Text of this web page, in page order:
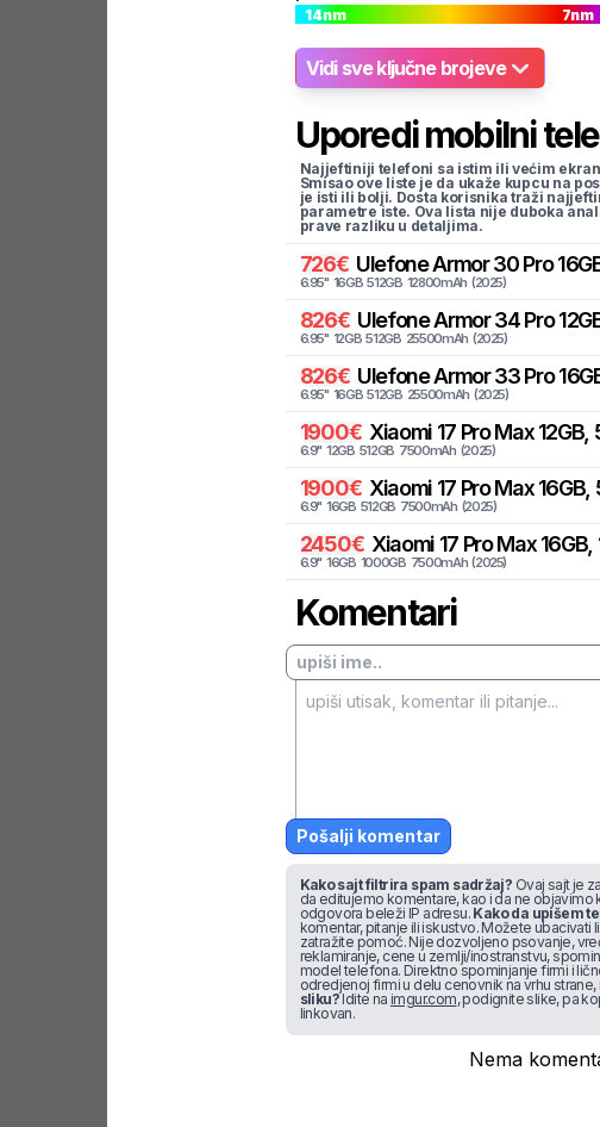
14nm 7nm
Vidi sve ključne brojeve
Uporedi mobilni
Najjeftiniji telefoni sa istim ili većim
Smisao ove liste je da ukaže kupcu na
je isti ili bolji. Dosta korisnika traži
parametre iste. Ova lista nije duboka
prave razliku u detaljima.
726€ UlefoneArmor 30 Pro
6.95" 16GB 512GB 12800mAh (2025)
826€ UlefoneArmor 34 Pro
6.95" 12GB 512GB 25500mAh (2025)
826€ UlefoneArmor 33 Pro
6.95" 16GB 512GB 25500mAh (2025)
1900€ Xiaomi 17 Pro Max 12GB,
6.9" 12GB 512GB 7500mAh (2025)
1900€ Xiaomi 17 Pro Max 16GB,
6.9" 16GB 512GB 7500mAh (2025)
2450€ Xiaomi 17 Pro Max 16GB,
6.9" 16GB 1000GB 7500mAh (2025)
Komentari
Pošalji komentar
Kako sajt filtrira spam sadržaj? Ovaj sajt je
da editujemo komentare, kao i da ne
odgovora beleži IP adresu. Kako da upišem
komentar, pitanje ili iskustvo. Možete ubacivati
zatražite pomoć. Nije dozvoljeno psovanje,
reklamiranje, cene u zemlji/inostranstvu,
model telefona. Direktno spominjanje firmi i
odredjenoj firmi u delu cenovnik na vrhu
sliku?Idite na imgur.com, podignite slike, pa
linkovan.
Nema